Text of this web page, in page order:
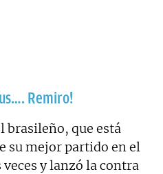
Remiro!
brasileño, que está
su mejor partido en el
y lanzó la contra